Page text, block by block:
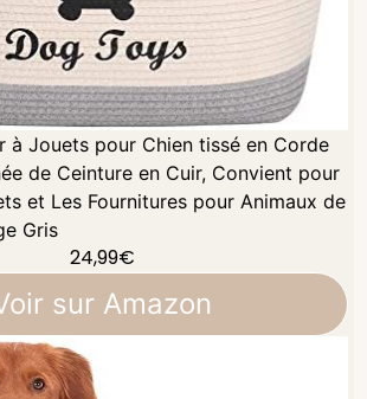
à Jouets pour Chien tissé en Corde
de Ceinture en Cuir, Convient pour
et Les Fournitures pour Animaux de
Gris
24,99€
sur Amazon